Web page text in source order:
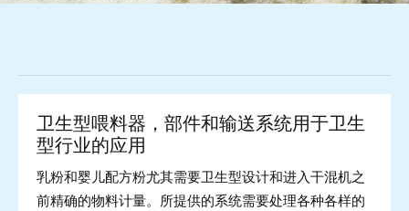
卫生型喂料器，部件和输送系统用于卫生
型行业的应用
乳粉和婴儿配方粉尤其需要卫生型设计和进入干混机之
前精确的物料计量。所提供的系统需要处理各种各样的